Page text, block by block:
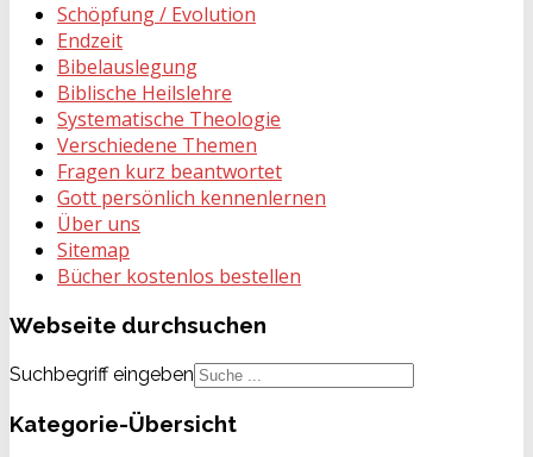
Schöpfung / Evolution
Endzeit
Bibelauslegung
Biblische Heilslehre
Systematische Theologie
Verschiedene Themen
Fragen kurz beantwortet
Gott persönlich kennenlernen
Über uns
Sitemap
Bücher kostenlos bestellen
Webseite durchsuchen
Suchbegriff eingeben
Kategorie-Übersicht